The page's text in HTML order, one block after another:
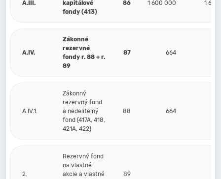
A.III.
kapitálové
fondy (413)
86 1 600 000 1
A.IV.
Zákonné
rezervné
fondy r. 88 + r.
89
87 664
A.IV.1.
Zákonný
rezervný fond
a nedeliteľný
fond (417A, 418,
421A, 422)
88 664
2.
Rezervný fond
na vlastné
akcie a vlastné
89